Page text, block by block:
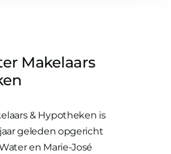
Makelaars
& Hypotheken is
geleden opgericht
en Marie-José